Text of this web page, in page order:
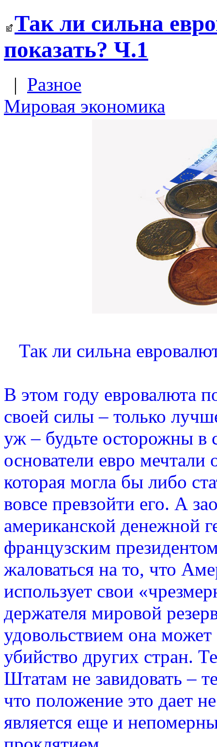
Так ли сильна
показать? Ч.1
| Разное
Мировая экономика
Так ли сильна
В этом году евровалюта
своей силы – только
уж – будьте осторожны
основатели евро мечтали
которая могла бы либо
вовсе превзойти его. А
американской денежной
французским
жаловаться на то, что
использует свои
держателя мировой
удовольствием она
убийство других стран.
Штатам не завидовать –
что положение это дает
является еще и